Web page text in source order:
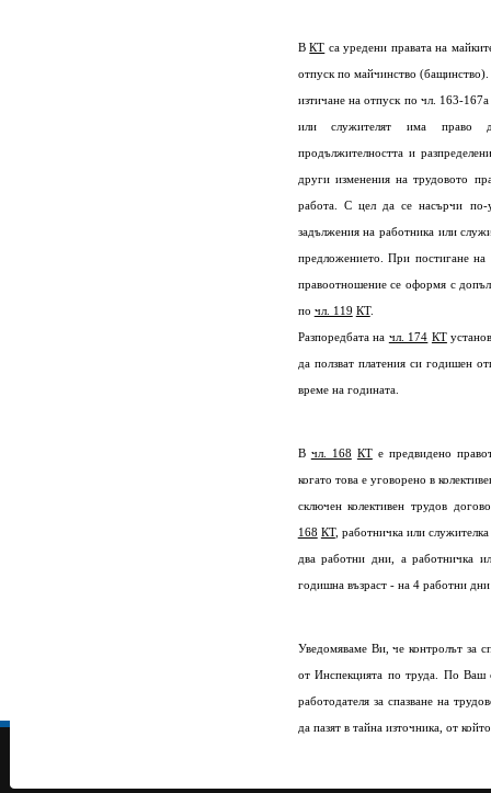
ВКТ са уредени правата на
отпуск по майчинство
изтичане на отпуск по чл. 163-
или служителят има право
продължителността и
други изменения на трудовото
работа. С цел да се насърчи по-
задължения на работника или
предложението. При постигане на
правоотношение се оформя с
по чл. 119 КТ.
Разпоредбата на чл. 174 КТ
да ползват платения си годишен
време на годината.
В чл. 168 КТе предвидено
когато това е уговорено в
сключен колективен трудов
168 КТ, работничка или
два работни дни, а работничка
годишна възраст - на 4 работни дни
Уведомяваме Ви, че контролът за
от Инспекцията по труда. По Ваш
работодателя за спазване на
да пазят в тайна източника, от